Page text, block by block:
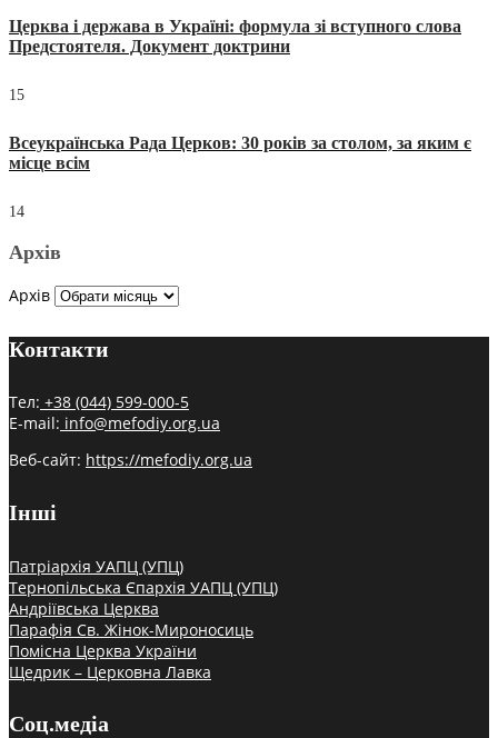
Церква і держава в Україні: формула зі вступного слова
Предстоятеля. Документ доктрини
15
Всеукраїнська Рада Церков: 30 років за столом, за яким є
місце всім
14
Архів
Архів
Контакти
Тел: +38 (044) 599-000-5
E-mail: info@mefodiy.org.ua
Веб-сайт: https://mefodiy.org.ua
Інші
Патріархія УАПЦ (УПЦ)
Тернопільська Єпархія УАПЦ (УПЦ)
Андріївська Церква
Парафія Св. Жінок-Мироносиць
Помісна Церква України
Щедрик – Церковна Лавка
Соц.медіа